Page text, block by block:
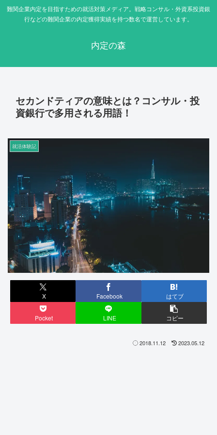
難関企業内定を目指すための就活対策メディア。戦略コンサル・外資系投資銀
行などの難関企業の内定獲得実績を持つ数名で運営しています。
内定の森
セカンドティアの意味とは？コンサル・投
資銀行で多用される用語！
就活体験記
X Facebook はてブ
Pocket LINE コピー
2018.11.12 2023.05.12